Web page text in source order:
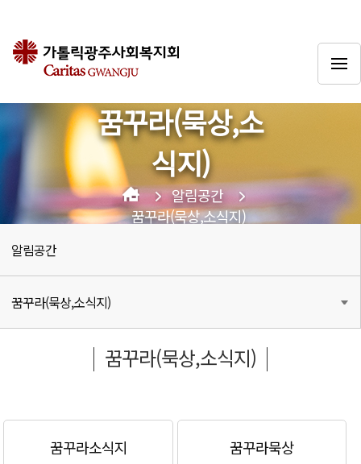
꿈꾸라(묵상,소
식지)
알림공간
꿈꾸라(묵상,소식지)
알림공간
꿈꾸라(묵상,소식지)
꿈꾸라(묵상,소식지)
꿈꾸라소식지 꿈꾸라묵상